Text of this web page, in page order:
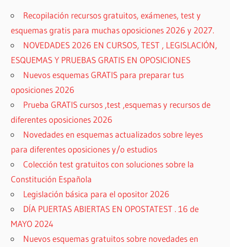
Recopilación recursos gratuitos, exámenes, test y
esquemas gratis para muchas oposiciones 2026 y 2027.
NOVEDADES 2026 EN CURSOS, TEST , LEGISLACIÓN,
ESQUEMAS Y PRUEBAS GRATIS EN OPOSICIONES
Nuevos esquemas GRATIS para preparar tus
oposiciones 2026
Prueba GRATIS cursos ,test ,esquemas y recursos de
diferentes oposiciones 2026
Novedades en esquemas actualizados sobre leyes
para diferentes oposiciones y/o estudios
Colección test gratuitos con soluciones sobre la
Constitución Española
Legislación básica para el opositor 2026
DÍA PUERTAS ABIERTAS EN OPOSTATEST . 16 de
MAYO 2024
Nuevos esquemas gratuitos sobre novedades en